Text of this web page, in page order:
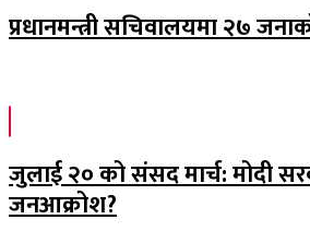
प्रधानमन्त्री सचिवालयमा २७
जुलाई २० को संसद मार्च: मोदी
जनआक्रोश?